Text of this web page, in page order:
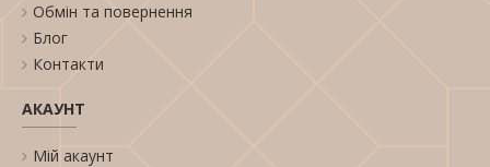
Обмін та повернення
Блог
Контакти
АКАУНТ
Мій акаунт